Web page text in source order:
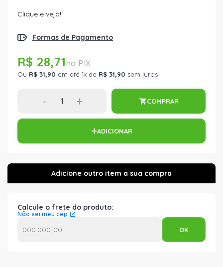
Clique e veja!
Formas de Pagamento
R$ 28,71
Ou R$ 31,90 em até 1x de R$ 31,90 sem juros
- + COMPRAR
ADICIONAR
Calcule o frete do produto:
Não sei meu cep